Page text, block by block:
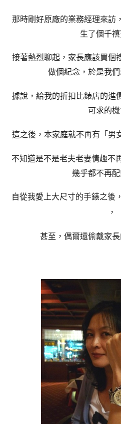
那時剛好原廠的業務經理來訪
生了個千禧
接著熱烈聊起，家長應該買個
做個紀念，於是我
據說，給我的折扣比錶店的進
可求的機
這之後，本家庭就不再有「男
不知道是不是老夫老妻情趣不
幾乎都不再配
自從我愛上大尺寸的手錶之後
，
甚至，偶爾還偷戴家